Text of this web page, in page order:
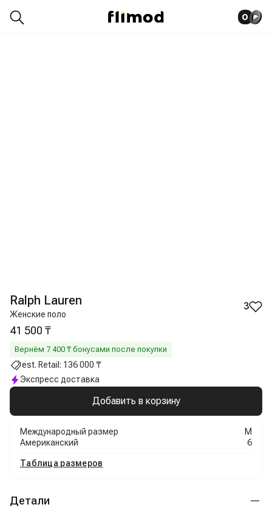
0
Ralph Lauren
Женские поло
3
41 500 ₸
Вернём 7 400 ₸ бонусами после покупки
est. Retail: 136 000 ₸
Экспресс доставка
Добавить в корзину
Международный размер
M
Американский
6
Таблица размеров
Детали